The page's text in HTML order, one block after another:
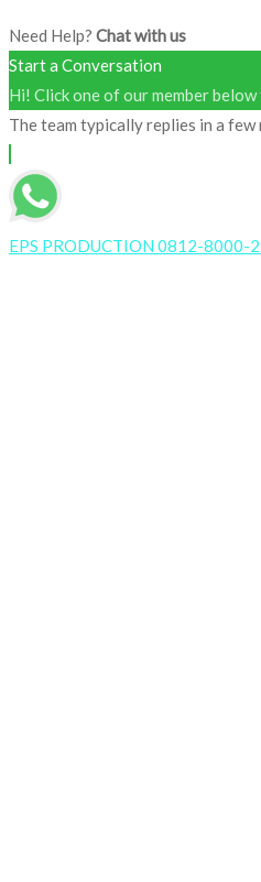
Need Help? Chat with us
Start a Conversation
Hi! Click one of our member
The team typically replies in a few
EPS PRODUCTION 0812-8000-